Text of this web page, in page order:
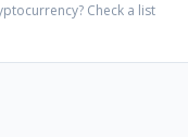
Check a list